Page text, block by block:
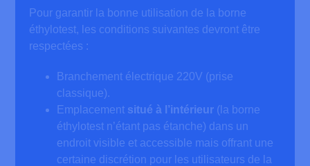
Pour garantir la bonne utilisation de la borne
éthylotest, les conditions suivantes devront être
respectées :
Branchement électrique 220V (prise
classique).
Emplacement situé à l’intérieur (la borne
éthylotest n’étant pas étanche) dans un
endroit visible et accessible mais offrant une
certaine discrétion pour les utilisateurs de la